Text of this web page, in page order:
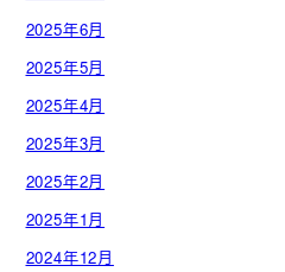
2025年6月
2025年5月
2025年4月
2025年3月
2025年2月
2025年1月
2024年12月